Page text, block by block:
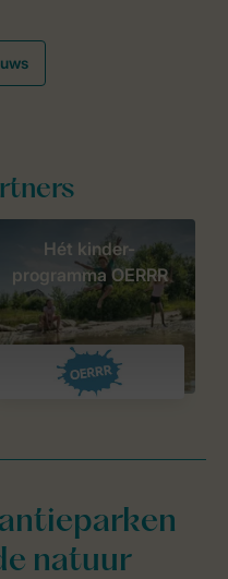
Hét kinder-
programma OERRR
natuur